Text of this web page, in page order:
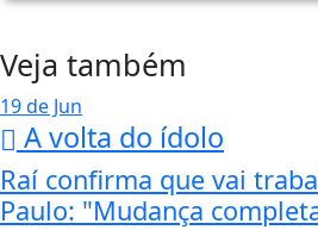
Veja também
19 de Jun
A volta do ídolo
Raí confirma que vai
Paulo: "Mudança